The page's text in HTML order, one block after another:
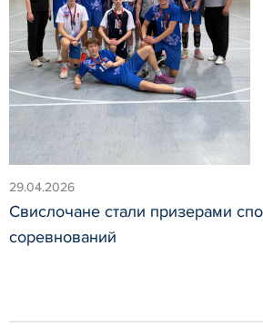
29.04.2026
Свислочане стали призерами
соревнований